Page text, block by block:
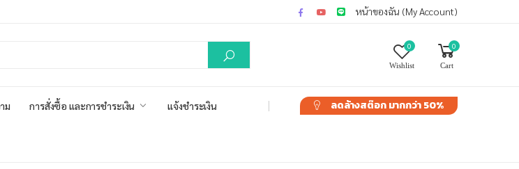
หน้าของฉัน (My Account)
0
Wishlist
0
Cart
ม การสั่งซื้อ และการชำระเงิน แจ้งชำระเงิน ลดล้างสต๊อกมากกว่า 50%